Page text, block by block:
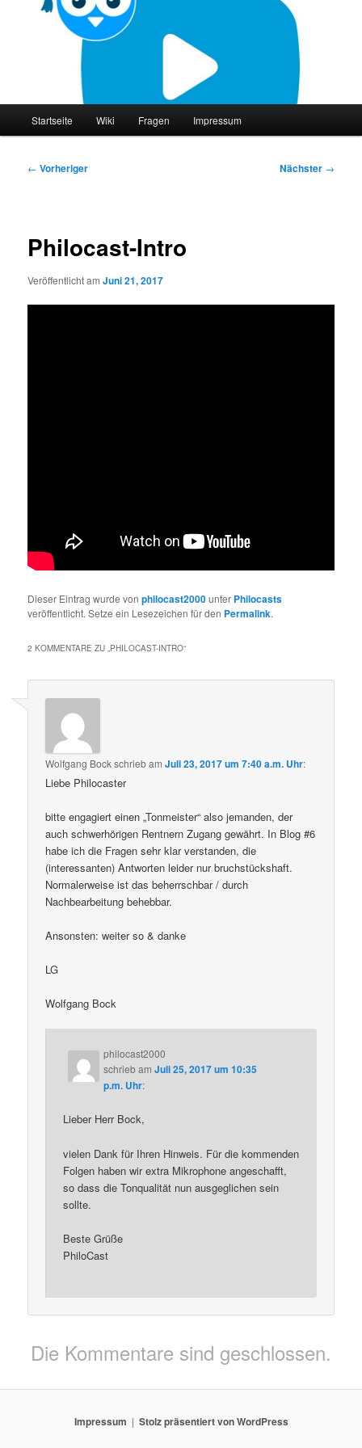
philocast
Startseite Wiki Fragen Impressum
Beitragsnavigation
← Vorheriger Nächster →
Philocast-Intro
Veröffentlicht amJuni 21, 2017
Dieser Eintrag wurde vonphilocast2000unter Philocasts
veröffentlicht. Setze ein Lesezeichen für den Permalink.
2 KOMMENTARE ZU „PHILOCAST-INTRO“
Wolfgang BockschriebamJuli 23, 2017 um 7:40 a.m. Uhr:
Liebe Philocaster
bitte engagiert einen „Tonmeister“ also jemanden, der
auch schwerhörigen Rentnern Zugang gewährt. In Blog #6
habe ich die Fragen sehr klar verstanden, die
(interessanten) Antworten leider nur bruchstückshaft.
Normalerweise ist das beherrschbar / durch
Nachbearbeitung behebbar.
Ansonsten: weiter so & danke
LG
Wolfgang Bock
philocast2000
schriebamJuli 25, 2017 um 10:35
p.m. Uhr:
Lieber Herr Bock,
vielen Dank für Ihren Hinweis. Für die kommenden
Folgen haben wir extra Mikrophone angeschafft,
so dass die Tonqualität nun ausgeglichen sein
sollte.
Beste Grüße
PhiloCast
Die Kommentare sind geschlossen.
Impressum Stolz präsentiert von WordPress